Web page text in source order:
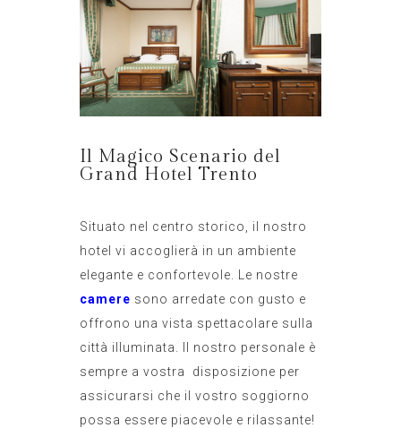
Il Magico Scenario del
Grand Hotel Trento
Situato nel centro storico, il nostro
hotel vi accoglierà in un ambiente
elegante e confortevole. Le nostre
camere sono arredate con gusto e
offrono una vista spettacolare sulla
città illuminata. Il nostro personale è
sempre a vostra disposizione per
assicurarsi che il vostro soggiorno
possa essere piacevole e rilassante!